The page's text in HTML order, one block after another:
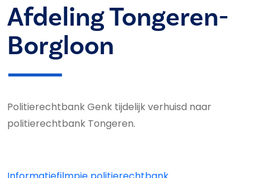
Afdeling Tongeren-
Borgloon
Politierechtbank Genk tijdelijk verhuisd naar
politierechtbank Tongeren.